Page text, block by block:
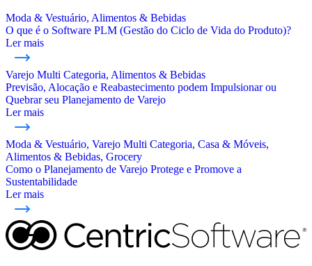
Moda & Vestuário, Alimentos & Bebidas
O que é o Software PLM (Gestão do Ciclo de Vida do Produto)?
Ler mais
Varejo Multi Categoria, Alimentos & Bebidas
Previsão, Alocação e Reabastecimento podem Impulsionar ou
Quebrar seu Planejamento de Varejo
Ler mais
Moda & Vestuário, Varejo Multi Categoria, Casa & Móveis,
Alimentos & Bebidas, Grocery
Como o Planejamento de Varejo Protege e Promove a
Sustentabilidade
Ler mais